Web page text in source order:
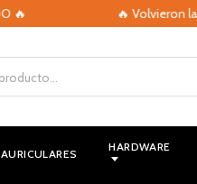
🔥 Volvieron las 3
AURICULARES HARDWARE